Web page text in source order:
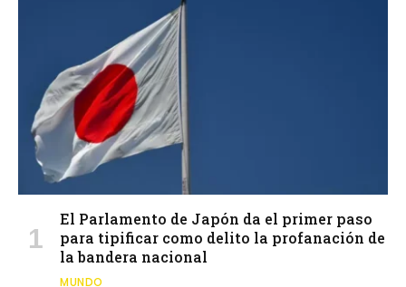
El Parlamento de Japón da el primer paso
para tipificar como delito la profanación de
la bandera nacional
MUNDO